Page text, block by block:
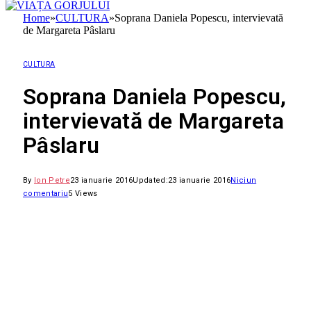
Home»CULTURA»Soprana Daniela Popescu, intervievată
de Margareta Pâslaru
CULTURA
Soprana Daniela Popescu,
intervievată de Margareta
Pâslaru
By Ion Petre23 ianuarie 2016Updated:23 ianuarie 2016Niciun
comentariu5 Views